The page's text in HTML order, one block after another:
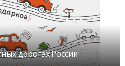
дорогах России